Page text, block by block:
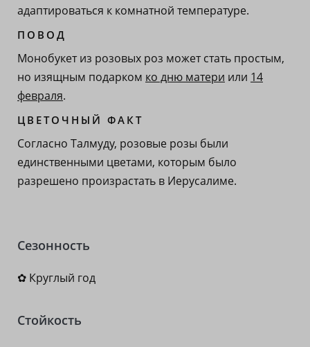
адаптироваться к комнатной температуре.
ПОВОД
Монобукет из розовых роз может стать простым,
но изящным подарком ко дню матери или 14
февраля.
ЦВЕТОЧНЫЙ ФАКТ
Согласно Талмуду, розовые розы были
единственными цветами, которым было
разрешено произрастать в Иерусалиме.
Сезонность
✿ Круглый год
Стойкость